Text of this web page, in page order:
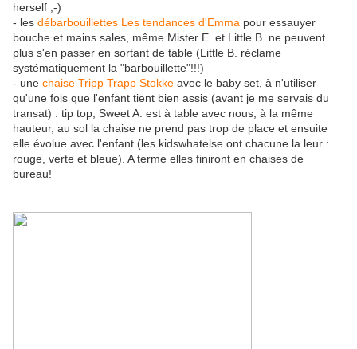
herself ;-)
- les débarbouillettes Les tendances d'Emma pour essauyer
bouche et mains sales, même Mister E. et Little B. ne peuvent
plus s'en passer en sortant de table (Little B. réclame
systématiquement la "barbouillette"!!!)
- une chaise Tripp Trapp Stokke avec le baby set, à n'utiliser
qu'une fois que l'enfant tient bien assis (avant je me servais du
transat) : tip top, Sweet A. est à table avec nous, à la même
hauteur, au sol la chaise ne prend pas trop de place et ensuite
elle évolue avec l'enfant (les kidswhatelse ont chacune la leur :
rouge, verte et bleue). A terme elles finiront en chaises de
bureau!